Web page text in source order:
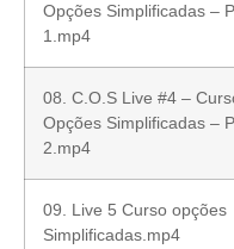
Opções Simplificadas –
1.mp4
08. C.O.S Live #4 –
Opções Simplificadas –
2.mp4
09. Live 5 Curso opções
Simplificadas.mp4